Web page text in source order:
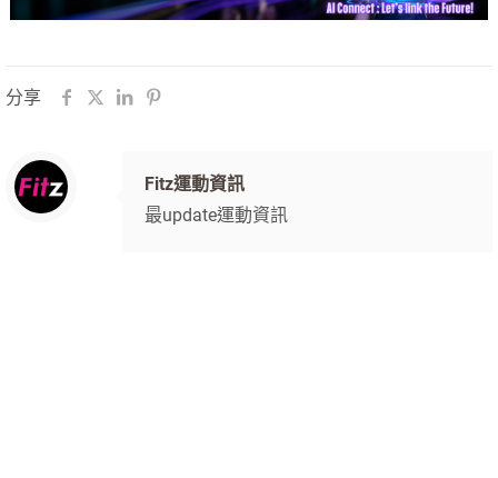
分享
Fitz運動資訊
最update運動資訊